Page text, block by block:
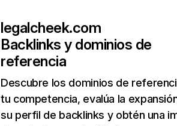
legalcheek.com
Backlinks y dominios de
referencia
Descubre los dominios de
tu competencia, evalúa la
su perfil de backlinks y obtén una